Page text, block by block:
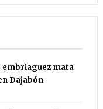
embriaguez mata
Dajabón